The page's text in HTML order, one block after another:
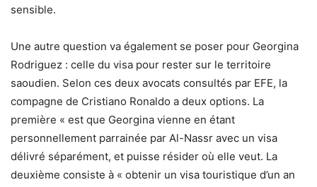
sensible.
Une autre question va également se poser pour Georgina
Rodriguez : celle du visa pour rester sur le territoire
saoudien. Selon ces deux avocats consultés par EFE, la
compagne de Cristiano Ronaldo a deux options. La
première « est que Georgina vienne en étant
personnellement parrainée par Al-Nassr avec un visa
délivré séparément, et puisse résider où elle veut. La
deuxième consiste à « obtenir un visa touristique d’un an